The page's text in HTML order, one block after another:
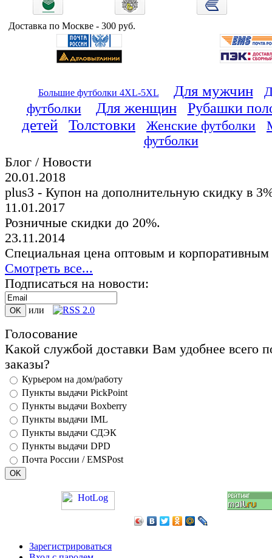
Доставка по Москве - 300 руб.
Большие футболки 4XL-5XL Для мужчин
футболки
Для женщин Рубашки
детей Толстовки Женские футболки
футболки
Блог / Новости
20.01.2018
plus3 - Купон на дополнительную скидку в
11.01.2017
Розничные скидки до 20%.
23.11.2014
Специальная цена оптовым и
Смотреть все...
Подписаться на новости:
или
Голосование
Какой службой доставки Вам удобнее всего
заказы?
Курьером на дом/работу
Пункты выдачи PickPoint
Пункты выдачи Boxberry
Пункты выдачи IML
Пункты выдачи СДЭК
Пункты выдачи DPD
Почта России / EMSPost
Зарегистрироваться